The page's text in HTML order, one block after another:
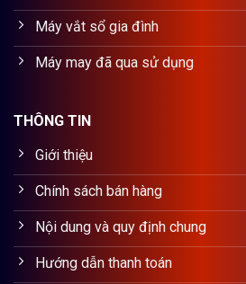
Máy vắt sổ gia đình
Máy may đã qua sử dụng
THÔNG TIN
Giới thiệu
Chính sách bán hàng
Nội dung và quy định chung
Hướng dẫn thanh toán